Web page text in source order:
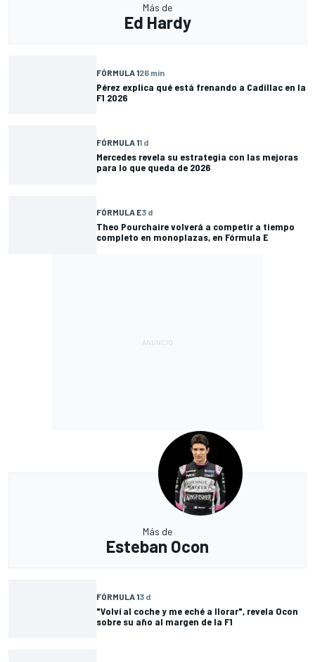
Más de
Ed Hardy
FÓRMULA 126 min
Pérez explica qué está frenando a Cadillac en la
F1 2026
FÓRMULA 11 d
Mercedes revela su estrategia con las mejoras
para lo que queda de 2026
FÓRMULA E3 d
Theo Pourchaire volverá a competir a tiempo
completo en monoplazas, en Fórmula E
Más de
Esteban Ocon
FÓRMULA 13 d
"Volví al coche y me eché a llorar", revela Ocon
sobre su año al margen de la F1